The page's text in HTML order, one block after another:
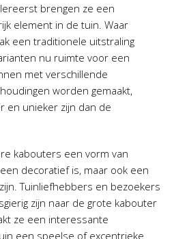
brengen ze een
element in de tuin. Waar
een traditionele uitstraling
nu ruimte voor een
met verschillende
worden gemaakt,
en unieker zijn dan de
kabouters een vorm van
decoratief is, maar ook een
Tuinliefhebbers en bezoekers
zijn naar de grote kabouter
ze een interessante
een speelse of excentrieke